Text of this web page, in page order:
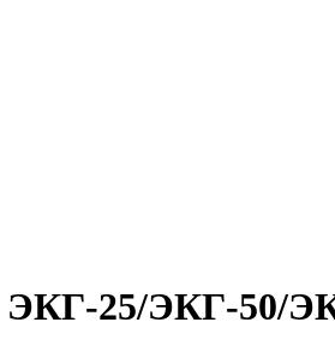
ЭКГ-25/ЭКГ-50/